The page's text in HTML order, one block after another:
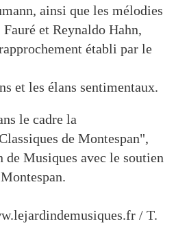
ainsi que les mélodies
et Reynaldo Hahn,
établi par le
et les élans sentimentaux.
le cadre la
de Montespan",
Musiques avec le soutien
/ T.